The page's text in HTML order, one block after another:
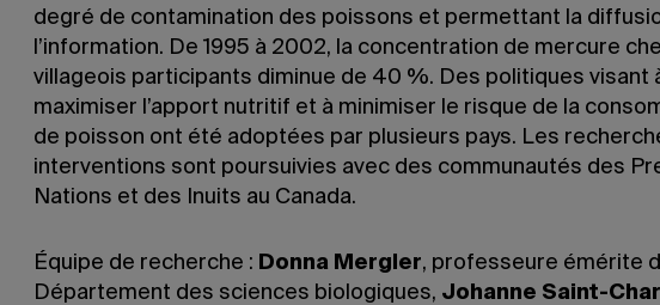
degré de contamination des poissons et permettant la
l’information. De 1995 à 2002, la concentration de mercure
villageois participants diminue de 40 %. Des politiques visant
maximiser l’apport nutritif et à minimiser le risque de la
de poisson ont été adoptées par plusieurs pays. Les
interventions sont poursuivies avec des communautés des
Nations et des Inuits au Canada.
Équipe de recherche : Donna Mergler, professeure émérite
Département des sciences biologiques, Johanne Saint-